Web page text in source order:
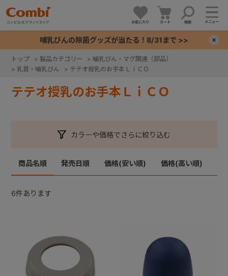
お気に入り カート 検索 メニュー
哺乳びんの除菌グッズが当たる！8/31まで >>
トップ > 製品カテゴリー > 哺乳びん・マグ関連（部品）
> 乳首・哺乳びん > テテオ授乳のお手本ＬｉＣＯ
テテオ授乳のお手本ＬｉＣＯ
カラーや価格でさらに絞り込む
商品名順 発売日順 価格(安い順) 価格(高い順)
6件あります